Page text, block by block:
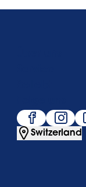
Switzerland